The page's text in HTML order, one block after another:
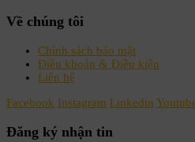
Về chúng tôi
Chính sách bảo mật
Điều khoản & Điều kiện
Liên hệ
Facebook Instagram Linkedin
Đăng ký nhận tin